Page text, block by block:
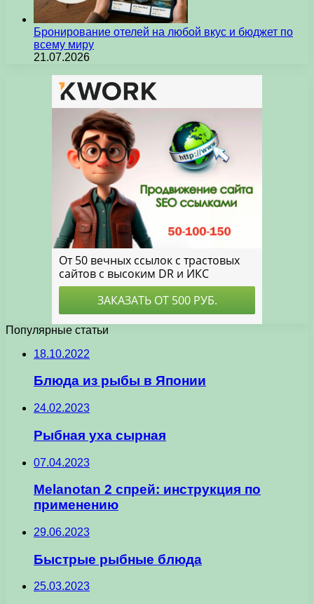
Бронирование отелей на любой вкус и бюджет по
всему миру
21.07.2026
Популярные статьи
18.10.2022
Блюда из рыбы в Японии
24.02.2023
Рыбная уха сырная
07.04.2023
Melanotan 2 спрей: инструкция по
применению
29.06.2023
Быстрые рыбные блюда
25.03.2023